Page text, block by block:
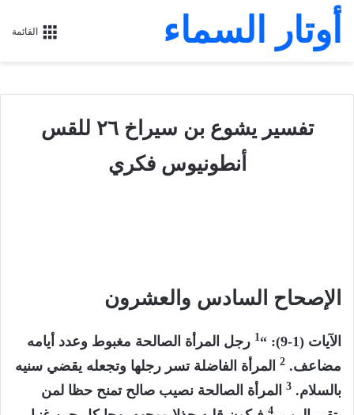
القائمة أوتار السماء
تفسير يشوع بن سيراخ ٢٦ للقس
أنطونيوس فكري
الإصحاح السادس والعشرون
الآيات (1-9): “ 1 رجل المرأة الصالحة مغبوط وعدد أيامه
مضاعف. 2
المرأة الفاضلة تسر رجلها وتجعله يقضي سنيه
بالسلام. 3
المرأة الصالحة نصيب صالح تمنح حظا لمن
4